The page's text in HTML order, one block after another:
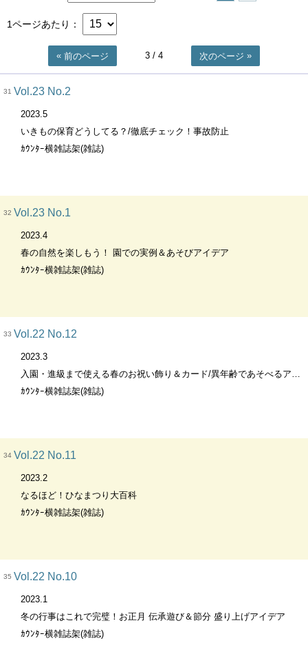
1ページあたり
前のページ 3 / 4 次のページ
31 Vol.23 No.2
2023.5
いきもの保育どうしてる？/徹底チェック！事故防止
ｶｳﾝﾀｰ横雑誌架(雑誌)
32 Vol.23 No.1
2023.4
春の自然を楽しもう！ 園での実例＆あそびアイデア
ｶｳﾝﾀｰ横雑誌架(雑誌)
33 Vol.22 No.12
2023.3
入園・進級まで使える春のお祝い飾り＆カード/異年齢であそべるアイデア
ｶｳﾝﾀｰ横雑誌架(雑誌)
34 Vol.22 No.11
2023.2
なるほど！ひなまつり大百科
ｶｳﾝﾀｰ横雑誌架(雑誌)
35 Vol.22 No.10
2023.1
冬の行事はこれで完璧！お正月 伝承遊び＆節分 盛り上げアイデア
ｶｳﾝﾀｰ横雑誌架(雑誌)